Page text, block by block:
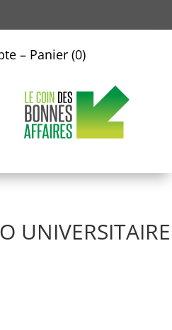
– Panier (0)
UNIVERSITAIRE